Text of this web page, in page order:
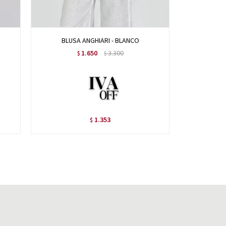
BLUSA ANGHIARI - BLANCO
$ 1.650 $3.300
$ 1.353